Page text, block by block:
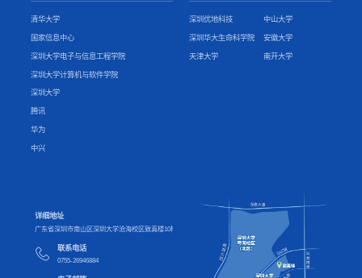
清华大学
国家信息中心
深圳大学电子与信息工程学院
深圳大学计算机与软件学院
深圳大学
腾讯
华为
中兴
深圳优地科技 中山大学
深圳华大生命科学院 安徽大学
天津大学 南开大学
详细地址
广东省深圳市南山区深圳大学沧海校区致真楼10楼
联系电话
0755-26946884